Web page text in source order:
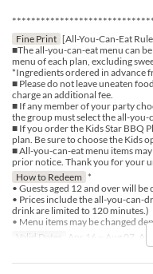
Fine Print [All-You-Can-Eat
■The all-you-can-eat menu can
menu of each plan, excluding
*Ingredients ordered in advance
■ Please do not leave uneaten
charge an additional fee.
■ If any member of your party
the group must select the all-you-
■ If you order the Kids Star BBQ
plan. Be sure to choose the Kids
■ All-you-can-eat menu items
prior notice. Thank you for your
How to Redeem *
• Guests aged 12 and over will
• Prices include the all-you-can-
drink are limited to 120 minutes.)
• Menu items may be changed
Valid Dates
Apr 16 ~ Aug 07,